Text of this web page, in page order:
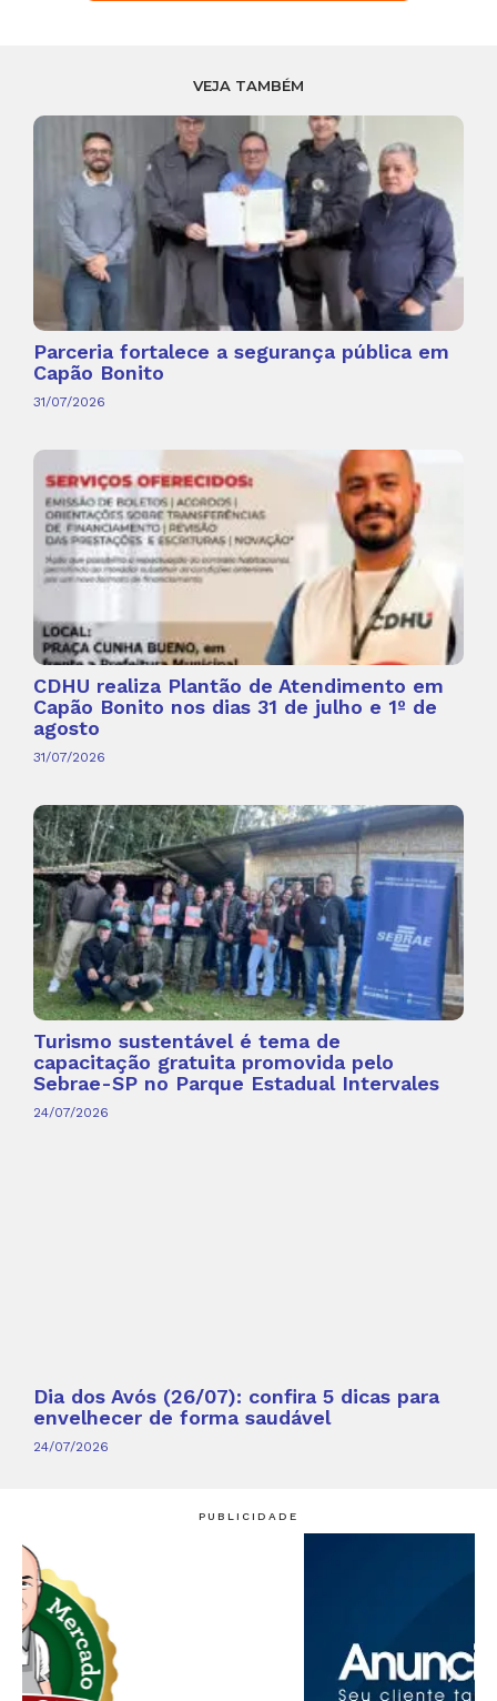
VEJA TAMBÉM
Parceria fortalece a segurança pública em
Capão Bonito
31/07/2026
CDHU realiza Plantão de Atendimento em
Capão Bonito nos dias 31 de julho e 1º de
agosto
31/07/2026
Turismo sustentável é tema de
capacitação gratuita promovida pelo
Sebrae-SP no Parque Estadual Intervales
24/07/2026
Dia dos Avós (26/07): confira 5 dicas para
envelhecer de forma saudável
24/07/2026
PUBLICIDADE